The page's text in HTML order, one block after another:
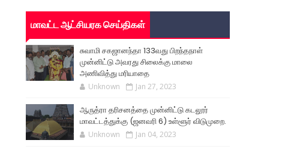
மாவட்ட ஆட்சியரக செய்திகள்
சுவாமி சகஜானந்தா 133வது பிறந்தநாள்
முன்னிட்டு அவரது சிலைக்கு மாலை
அணிவித்து மரியாதை
Unknown Jan 27, 2023
ஆருத்ரா தரிசனத்தை முன்னிட்டு கடலூர்
மாவட்டத்துக்கு (ஜனவரி 6) உள்ளூர் விடுமுறை.
Unknown Jan 04, 2023